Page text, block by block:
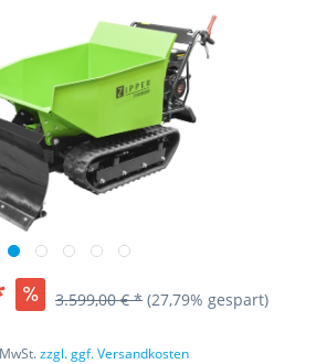
3.599,00 € * (27,79% gespart)
zzgl. ggf. Versandkosten